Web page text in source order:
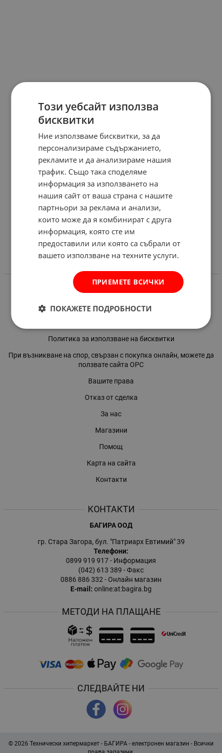
ИНФОРМАЦИЯ
Доставка и плащане
Общи условия за ползване
Политика за използване на бисквитки
При възникване на спор, свързан с покупка онлайн, можете да
ползвате сайта ОРС
Вашите права
Отказ от сделка
За нас
Магазини
Помощ
Карта на сайта
Контакти
КОНТАКТИ
БАГИРА ООД
гр. Стара Загора, бул. "Патриарх Евтимий" 39
Телефони:
0899 919 917- Информация
(042) 613 389 - Факс
0886 886 332 - Онлайн магазин
E-mail: online:at:bagira.bg
МЕТОДИ НА ПЛАЩАНЕ
СЛЕДВАЙТЕ НИ
© 2026 Технически хипермаркет - БАГИРА - електронен магазин - Всички
Този уебсайт използва
бисквитки
Ние използваме бисквитки, за да
персонализираме съдържанието,
рекламите и да анализираме нашия
трафик. Също така споделяме
информация за използването на
нашия сайт от ваша страна с нашите
партньори за реклама и анализи,
които може да я комбинират с друга
информация, която сте им
предоставили или която са събрали от
вашето използване на техните услуги.
ПРИЕМЕТЕ ВСИЧКИ
ПОКАЖЕТЕ ПОДРОБНОСТИ